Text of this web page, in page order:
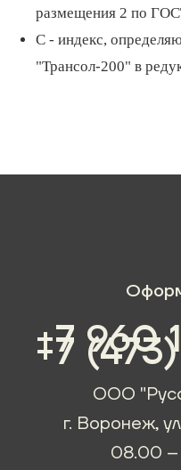
размещения 2 по
С - индекс,
"Трансол-200" в